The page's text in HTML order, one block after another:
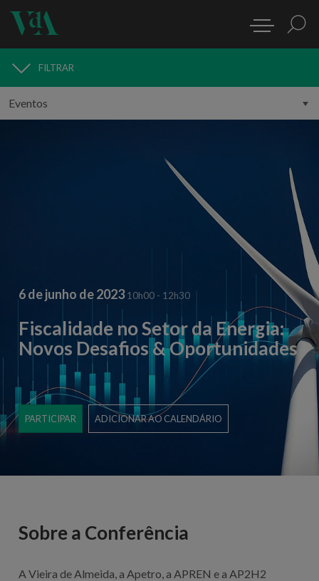
MEDIA
FILTRAR
6 de junho de 202310h00 - 12h30
Fiscalidade no Setor da Energia:
Novos Desafios & Oportunidades
PARTICIPAR ADICIONAR AO CALENDÁRIO
Sobre a Conferência
A Vieira de Almeida, a Apetro, a APREN e a AP2H2